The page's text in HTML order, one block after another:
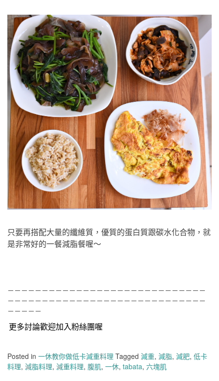
只要再搭配大量的纖維質，優質的蛋白質跟碳水化合物，就
是非常好的一餐減脂餐喔～
－－－－－－－－－－－－－－－－－－－－－－－－－－－－－
－－－－－－－－－－－－－－－－－－－－－－－－－－－－－
－－－－－
更多討論歡迎加入粉絲團喔
Posted in 一休教你做低卡減重料理 Tagged 減重, 減脂, 減肥, 低卡
料理, 減脂料理, 減重料理, 腹肌, 一休, tabata, 六塊肌